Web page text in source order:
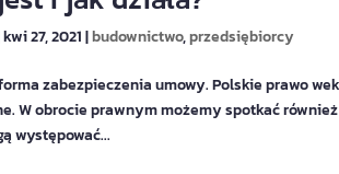
kwi 27, 2021|budownictwo,przedsiębiorcy
zabezpieczenia umowy. Polskie prawo
W obrocie prawnym możemy spotkać
występować...